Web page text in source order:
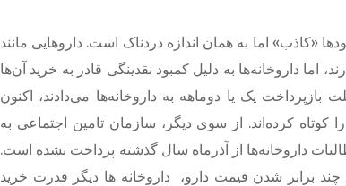
اما به همان اندازه دردناک است. داروهایی مانند
اما داروخانه‌ها به دلیل کمبود نقدینگی قادر به خرید آن‌ها
یک یا دوماهه به داروخانه‌ها می‌دادند، اکنون
کرده‌اند. از سوی دیگر، سازمان تامین اجتماعی به
داروخانه‌ها از آذرماه سال گذشته پرداخت نشده است.
برابر شدن قیمت دارو،
داروخانه ها دیگر قدرت خرید